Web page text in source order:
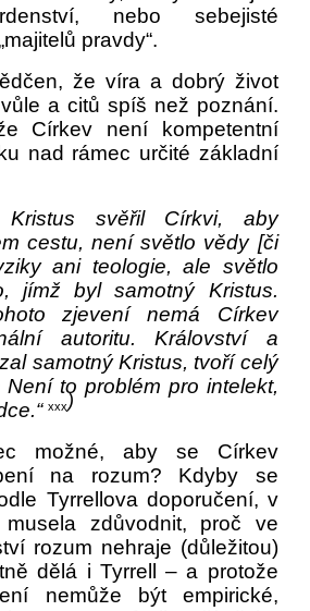
nebo sebejisté
pravdy“.
že víra a dobrý život
a citů spíš než poznání.
Církev není kompetentní
nad rámec určité základní
Kristus svěřil Církvi, aby
cestu, není světlo vědy [či
ani teologie, ale světlo
jímž byl samotný Kristus.
zjevení nemá Církev
autoritu. Království a
samotný Kristus, tvoří celý
Není to problém pro intelekt,
xxx)
možné, aby se Církev
na rozum? Kdyby se
Tyrrellova doporučení, v
zdůvodnit, proč ve
rozum nehraje (důležitou)
dělá i Tyrrell – a protože
nemůže být empirické,